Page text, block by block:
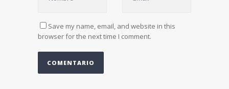
Save my name, email, and website in this
browser for the next time I comment.